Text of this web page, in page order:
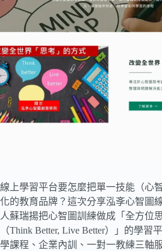
線上學習平台要怎麼把單一技能（心
化的教育品牌？這次分享泓斈心智
人蘇瑞揚把心智圖訓練做成「全方位
（Think Better, Live Better）」的學習
學課程、企業內訓、一對一教練三軸